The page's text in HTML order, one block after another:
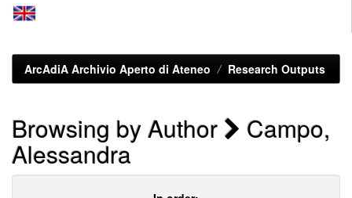
ArcAdiA Archivio Aperto di Ateneo Research Outputs
Browsing by Author Campo,
Alessandra